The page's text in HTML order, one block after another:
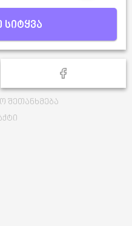
სიტყვა
შეთანხმება